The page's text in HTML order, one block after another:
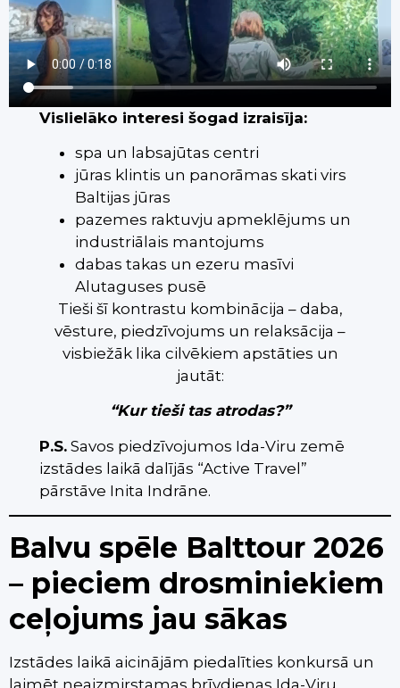
Vislielāko interesi šogad izraisīja:
spa un labsajūtas centri
jūras klintis un panorāmas skati virs
Baltijas jūras
pazemes raktuvju apmeklējums un
industriālais mantojums
dabas takas un ezeru masīvi
Alutaguses pusē
Tieši šī kontrastu kombinācija – daba,
vēsture, piedzīvojums un relaksācija –
visbiežāk lika cilvēkiem apstāties un
jautāt:
“Kur tieši tas atrodas?”
P.S. Savos piedzīvojumos Ida-Viru zemē
izstādes laikā dalījās “Active Travel”
pārstāve Inita Indrāne.
Balvu spēle Balttour 2026
– pieciem drosminiekiem
ceļojums jau sākas
Izstādes laikā aicinājām piedalīties konkursā un
laimēt neaizmirstamas brīvdienas Ida-Viru